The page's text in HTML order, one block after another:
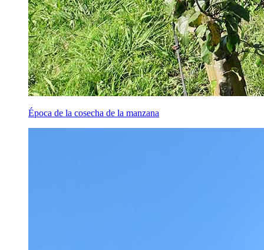
Época de la cosecha de la manzana